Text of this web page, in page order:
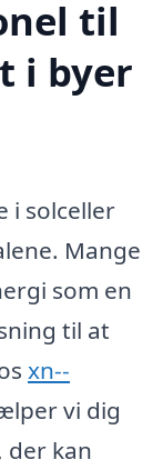
til
i byer
i solceller
Mange
som en
til at
xn--
vi dig
der kan